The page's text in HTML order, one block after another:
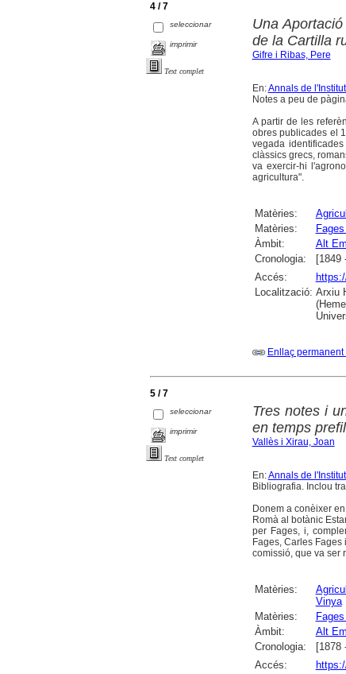
4 / 7
seleccionar
imprimir
Text complet
Una
de la Cartilla
Gifre i Ribas, Pere
En:Annals de
Notes a peu de
A partir de les
obres publicades el
vegada
clàssics grecs,
va exercir-hi
agricultura".
Matèries:
Matèries:
Àmbit:
Alt
Cronologia:
[1849
Accés:
Localització: Arxiu
Enllaç
5 / 7
seleccionar
imprimir
Text complet
Tres notes i
en temps
Vallès i Xirau, Joan
En:Annals de
Bibliografia. Inclou
Donem a conèixer
Romà al botànic
per Fages, i,
Fages, Carles
comissió, que va ser
Matèries:
Vinya
Matèries:
Àmbit:
Alt
Cronologia:
[1878
Accés: